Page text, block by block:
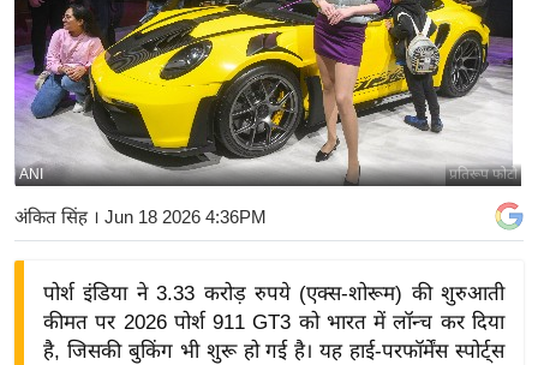
य
अं
त
र्रा
ष्ट्री
य
बि
ज़
प्रतिरूप फोटो
ANI
अंकित सिंह। Jun 18 2026 4:36PM
पोर्श इंडिया ने 3.33 करोड़ रुपये (एक्स-शोरूम) की शुरुआती
कीमत पर 2026 पोर्श 911 GT3 को भारत में लॉन्च कर दिया
है, जिसकी बुकिंग भी शुरू हो गई है। यह हाई-परफॉर्मेंस स्पोर्ट्स